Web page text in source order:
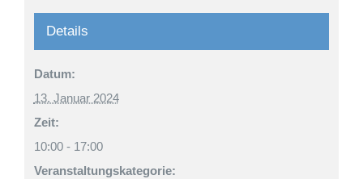
Details
Datum:
13. Januar 2024
Zeit:
10:00 - 17:00
Veranstaltungskategorie: